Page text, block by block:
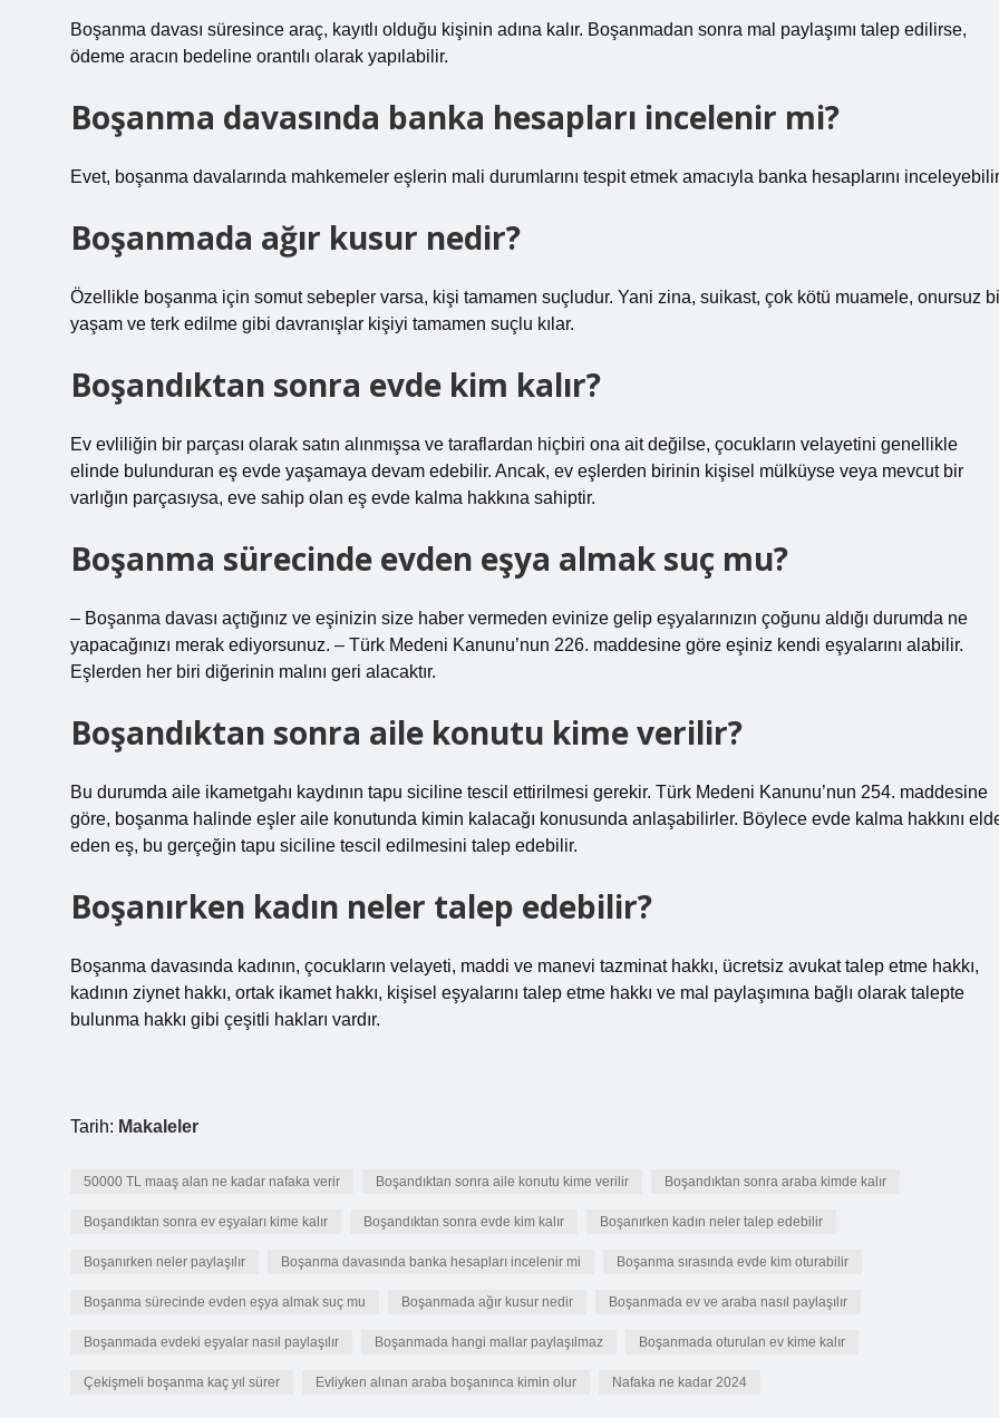
Boşanma davası süresince araç, kayıtlı olduğu kişinin adına kalır. Boşanmadan sonra mal paylaşımı talep edilirse,
ödeme aracın bedeline orantılı olarak yapılabilir.
Boşanma davasında banka hesapları incelenir mi?
Evet, boşanma davalarında mahkemeler eşlerin mali durumlarını tespit etmek amacıyla banka hesaplarını
Boşanmada ağır kusur nedir?
Özellikle boşanma için somut sebepler varsa, kişi tamamen suçludur. Yani zina, suikast, çok kötü muamele, onursuz
yaşam ve terk edilme gibi davranışlar kişiyi tamamen suçlu kılar.
Boşandıktan sonra evde kim kalır?
Ev evliliğin bir parçası olarak satın alınmışsa ve taraflardan hiçbiri ona ait değilse, çocukların velayetini genellikle
elinde bulunduran eş evde yaşamaya devam edebilir. Ancak, ev eşlerden birinin kişisel mülküyse veya mevcut bir
varlığın parçasıysa, eve sahip olan eş evde kalma hakkına sahiptir.
Boşanma sürecinde evden eşya almak suç mu?
– Boşanma davası açtığınız ve eşinizin size haber vermeden evinize gelip eşyalarınızın çoğunu aldığı durumda ne
yapacağınızı merak ediyorsunuz. – Türk Medeni Kanunu’nun 226. maddesine göre eşiniz kendi eşyalarını alabilir.
Eşlerden her biri diğerinin malını geri alacaktır.
Boşandıktan sonra aile konutu kime verilir?
Bu durumda aile ikametgahı kaydının tapu siciline tescil ettirilmesi gerekir. Türk Medeni Kanunu’nun 254. maddesine
göre, boşanma halinde eşler aile konutunda kimin kalacağı konusunda anlaşabilirler. Böylece evde kalma hakkını
eden eş, bu gerçeğin tapu siciline tescil edilmesini talep edebilir.
Boşanırken kadın neler talep edebilir?
Boşanma davasında kadının, çocukların velayeti, maddi ve manevi tazminat hakkı, ücretsiz avukat talep etme hakkı,
kadının ziynet hakkı, ortak ikamet hakkı, kişisel eşyalarını talep etme hakkı ve mal paylaşımına bağlı olarak talepte
bulunma hakkı gibi çeşitli hakları vardır.
Tarih: Makaleler
50000 TL maaş alan ne kadar nafaka verir Boşandıktan sonra aile konutu kime verilir Boşandıktan sonra araba kimde kalır
Boşandıktan sonra ev eşyaları kime kalır Boşandıktan sonra evde kim kalır Boşanırken kadın neler talep edebilir
Boşanırken neler paylaşılır Boşanma davasında banka hesapları incelenir mi Boşanma sırasında evde kim oturabilir
Boşanma sürecinde evden eşya almak suç mu Boşanmada ağır kusur nedir Boşanmada ev ve araba nasıl paylaşılır
Boşanmada evdeki eşyalar nasıl paylaşılır Boşanmada hangi mallar paylaşılmaz Boşanmada oturulan ev kime kalır
Çekişmeli boşanma kaç yıl sürer Evliyken alınan araba boşanınca kimin olur Nafaka ne kadar 2024